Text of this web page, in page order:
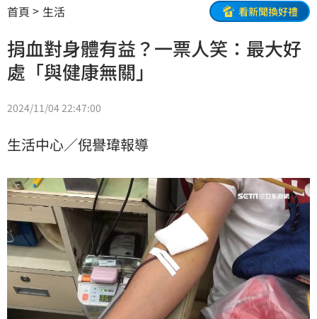
首頁 生活 看新聞換好禮
捐血對身體有益？一票人笑：最大好
處「與健康無關」
2024/11/04 22:47:00
生活中心／倪譽瑋報導